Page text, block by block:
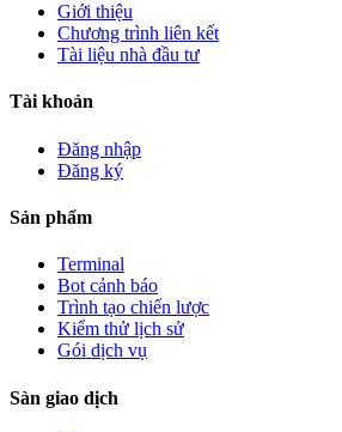
Giới thiệu
Chương trình liên kết
Tài liệu nhà đầu tư
Tài khoản
Đăng nhập
Đăng ký
Sản phẩm
Terminal
Bot cảnh báo
Trình tạo chiến lược
Kiểm thử lịch sử
Gói dịch vụ
Sàn giao dịch